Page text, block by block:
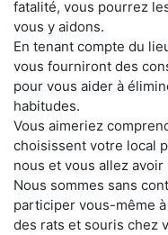
fatalité, vous pourrez
vous y aidons.
En tenant compte du
vous fourniront des
pour vous aider à
habitudes.
Vous aimeriez
choisissent votre local
nous et vous allez avoir
Nous sommes sans
participer vous-même
des rats et souris chez